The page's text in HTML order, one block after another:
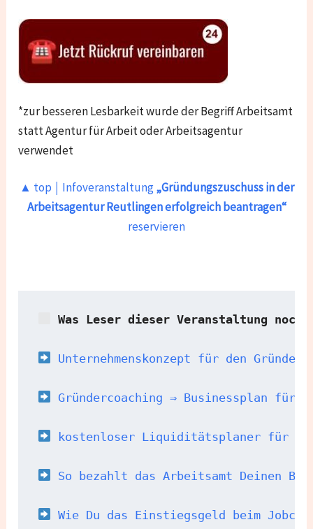
*zur besseren Lesbarkeit wurde der Begriff Arbeitsamt
statt Agentur für Arbeit oder Arbeitsagentur
verwendet
▲ top ￨ Infoveranstaltung„Gründungszuschuss in der
ArbeitsagenturReutlingen erfolgreich beantragen“
reservieren
Was Leser dieser Veranstaltung
Unternehmenskonzept für den
Gründercoaching ⇒ Businessplan für
kostenloser Liquiditätsplaner für dem
So bezahlt das Arbeitsamt Deinen
Wie Du das Einstiegsgeld beim